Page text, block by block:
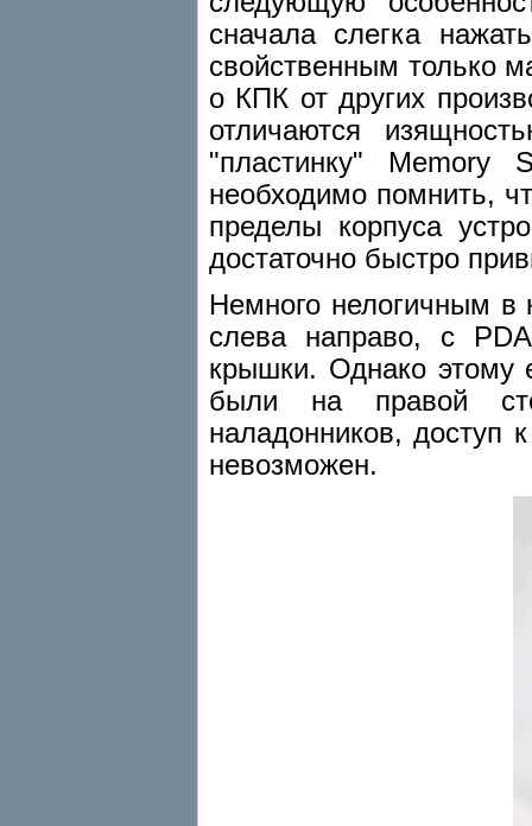
сначала слегка
свойственным только
о КПК от других
отличаются
"пластинку" Memory
необходимо помнить,
пределы корпуса
достаточно быстро
Немного нелогичным в
слева направо, с
крышки. Однако этому
были на правой
наладонников, доступ
невозможен.